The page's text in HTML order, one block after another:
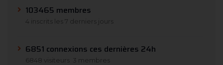
103465 membres
4 inscrits les 7 derniers jours
6851 connexions ces dernières 24h
6848 visiteurs 3 membres